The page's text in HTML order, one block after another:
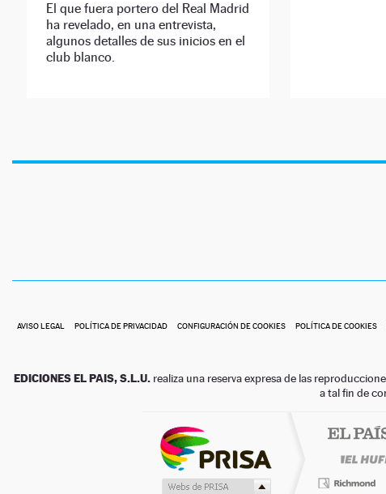
El que fuera portero del Real Madrid
ha revelado, en una entrevista,
algunos detalles de sus inicios en el
club blanco.
AVISO LEGAL POLÍTICA DE PRIVACIDAD CONFIGURACIÓN DE COOKIES POLÍTICA DE COOKIES
EDICIONES EL PAIS, S.L.U. realiza una reserva expresa de las
a tal fin de